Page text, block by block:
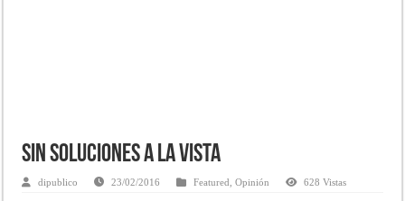
Sin soluciones a la vista
dipublico 23/02/2016 Featured ,Opinión 628 Vistas